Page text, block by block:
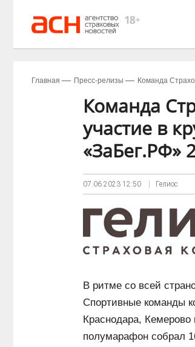
Главная Пресс-релизы Команда
Команда
участие в
«ЗаБег.РФ»
07.06.2023 12:50 Гелиос
В ритме со всей
Спортивные команды
Краснодара, Кемерово
полумарафон собрал